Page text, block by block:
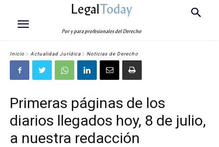
LegalToday
Por y para profesionales del Derecho
Inicio Actualidad Jurídica Noticias de Derecho
Primeras páginas de los
diarios llegados hoy, 8 de julio,
a nuestra redacción